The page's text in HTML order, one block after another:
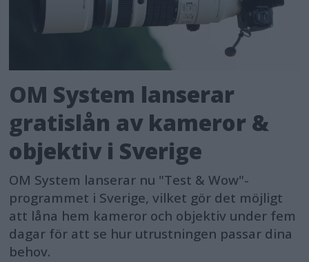
OM System lanserar
gratislån av kameror &
objektiv i Sverige
OM System lanserar nu "Test & Wow"-
programmet i Sverige, vilket gör det möjligt
att låna hem kameror och objektiv under fem
dagar för att se hur utrustningen passar dina
behov.